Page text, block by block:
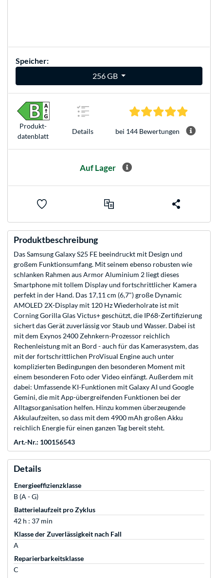
Speicher:
256 GB
Produkt­
datenblatt
Details
4.8
bei 144 Bewertungen
Auf Lager
Produktbeschreibung
Das Samsung Galaxy S25 FE beeindruckt mit Design und
großem Funktionsumfang. Mit seinem ebenso robusten wie
schlanken Rahmen aus Armor Aluminium 2 liegt dieses
Smartphone mit tollem Display und fortschrittlicher Kamera
perfekt in der Hand. Das 17,11 cm (6,7") große Dynamic
AMOLED 2X-Display mit 120 Hz Wiederholrate ist mit
Corning Gorilla Glas Victus+ geschützt, die IP68-Zertifizierung
sichert das Gerät zuverlässig vor Staub und Wasser. Dabei ist
mit dem Exynos 2400 Zehnkern-Prozessor reichlich
Rechenleistung mit an Bord - auch für das Kamerasystem, das
mit der fortschrittlichen ProVisual Engine auch unter
komplizierten Bedingungen den besonderen Moment mit
einem besonderen Foto oder Video einfängt. Außerdem mit
dabei: Umfassende KI-Funktionen mit Galaxy AI und Google
Gemini, die mit App-übergreifenden Funktionen bei der
Alltagsorganisation helfen. Hinzu kommen überzeugende
Akkulaufzeiten, so dass mit dem 4900 mAh großen Akku
reichlich Energie für einen ganzen Tag bereit steht.
Art.-Nr.: 100156543
Details
Energieeffizienzklasse
B (A - G)
Batterielaufzeit pro Zyklus
42 h : 37 min
Klasse der Zuverlässigkeit nach Fall
A
Reparierbarkeitsklasse
C